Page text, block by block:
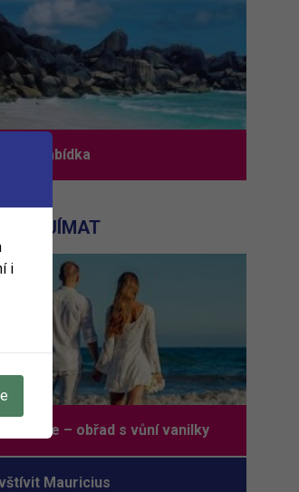
TOP nabídka
ZAJÍMAT
v exotice – obřad s vůní vanilky
Mauricius
i